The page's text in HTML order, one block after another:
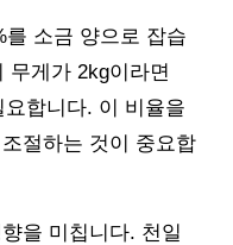
소금 양으로 잡습
무게가 2kg이라면
합니다. 이 비율을
절하는 것이 중요합
을 미칩니다. 천일